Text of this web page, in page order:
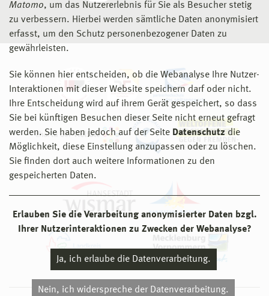
Matomo, um das Nutzererlebnis für Sie als Besucher stetig
zu verbessern. Hierbei werden sämtliche Daten anonymisiert
erfasst, um den Schutz personenbezogener Daten zu
gewährleisten.
Sie können hier entscheiden, ob die Webanalyse Ihre Nutzer-
Interaktionen mit dieser Website speichern darf oder nicht.
Ihre Entscheidung wird auf ihrem Gerät gespeichert, so dass
Sie bei künftigen Besuchen dieser Seite nicht erneut gefragt
werden. Sie haben jedoch auf der Seite Datenschutz die
Möglichkeit, diese Einstellung anzupassen oder zu löschen.
Sie finden dort auch weitere Informationen zu den
gespeicherten Daten.
Erlauben Sie die Verarbeitung anonymisierter Daten bzgl.
Ihrer Nutzerinteraktionen zu Zwecken der Webanalyse?
Ja, ich erlaube die Datenverarbeitung.
Nein, ich widerspreche der Datenverarbeitung.